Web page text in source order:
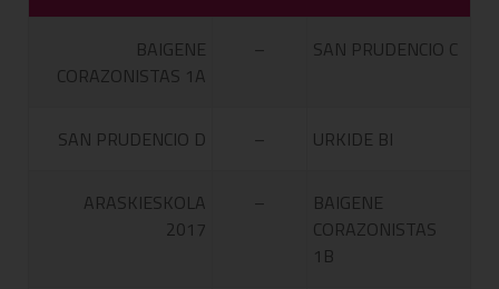
BAIGENE
CORAZONISTAS 1A
– SAN PRUDENCIO C
SAN PRUDENCIO D – URKIDE BI
ARASKIESKOLA
2017
–
BAIGENE
CORAZONISTAS
1B